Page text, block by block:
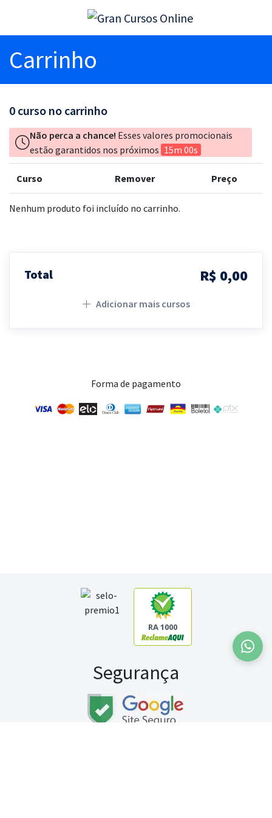
Carrinho
0 curso no carrinho
Não perca a chance! Esses valores promocionais
estão garantidos nos próximos 15m 00s
Curso Remover Preço
Nenhum produto foi incluído no carrinho.
Total R$ 0,00
Adicionar mais cursos
Forma de pagamento
RA 1000
Segurança